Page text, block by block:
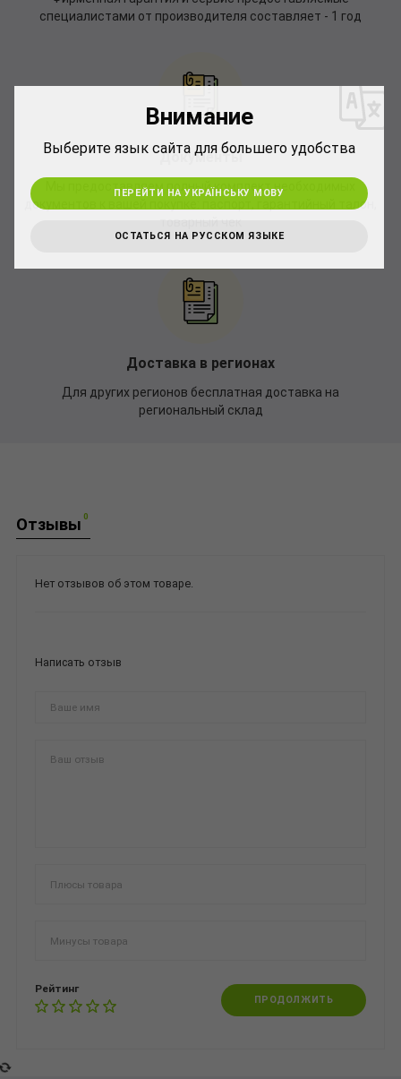
специалистами от производителя составляет - 1 год
Документы
Мы предоставляем полный комплект необходимых
документов к вашей покупке: паспорт, гарантийный талон,
Доставка в регионах
Для других регионов бесплатная доставка на
региональный склад
Отзывы 0
Нет отзывов об этом товаре.
Написать отзыв
Рейтинг
ПРОДОЛЖИТЬ
Внимание
Выберите язык сайта для большего удобства
ПЕРЕЙТИ НА УКРАЇНСЬКУ МОВУ
ОСТАТЬСЯ НА РУССКОМ ЯЗЫКЕ